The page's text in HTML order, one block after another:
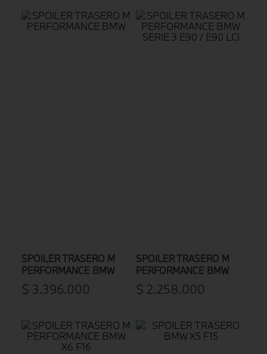
SPOILER TRASERO M
PERFORMANCE BMW
$ 3.396.000
SPOILER TRASERO M
PERFORMANCE BMW
SERIE 3 E90 / E90 LCI
$ 2.258.000